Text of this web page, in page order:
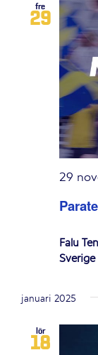
fre
29
29
Falu
Sverige
januari 2025
lör
18